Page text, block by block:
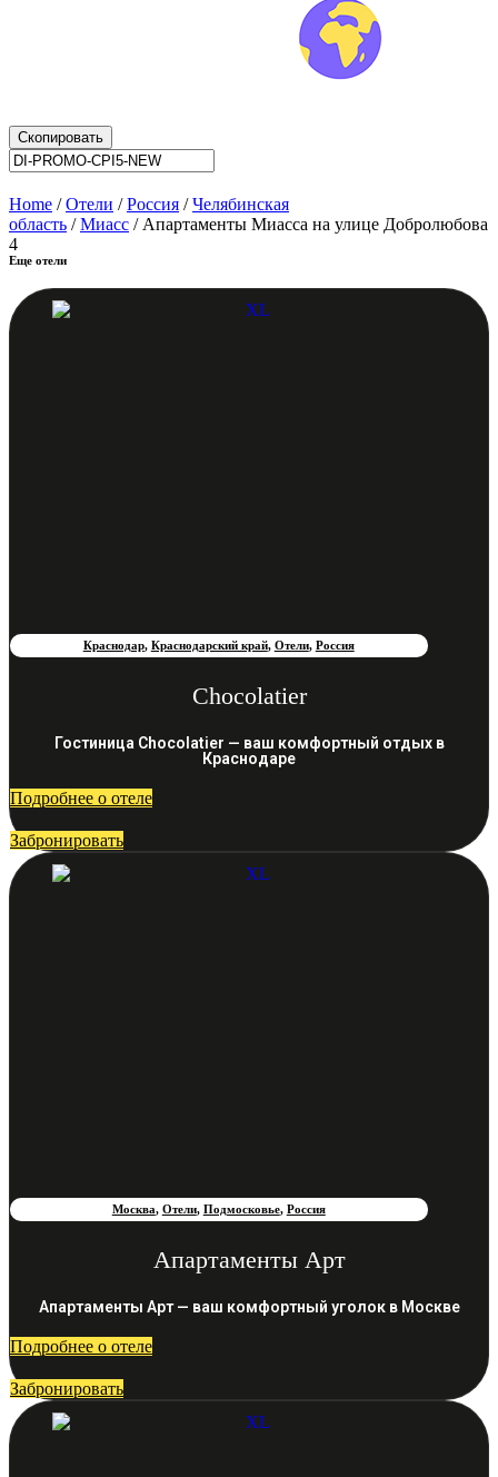
Скопировать
Home /Отели /Россия /Челябинская
область /Миасс / Апартаменты Миасса на улице Добролюбова
4
Еще отели
Краснодар, Краснодарский край, Отели, Россия
Chocolatier
Гостиница Chocolatier — ваш комфортный отдых в
Краснодаре
Подробнее о отеле
Забронировать
Москва, Отели, Подмосковье, Россия
Апартаменты Арт
Апартаменты Арт — ваш комфортный уголок в Москве
Подробнее о отеле
Забронировать